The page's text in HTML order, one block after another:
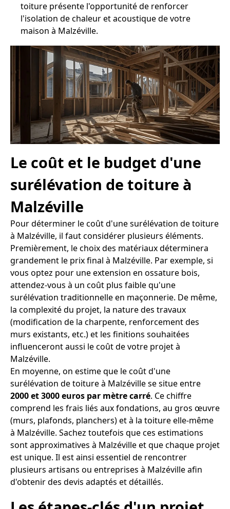
toiture présente l'opportunité de renforcer
l'isolation de chaleur et acoustique de votre
maison à Malzéville.
Le coût et le budget d'une
surélévation de toiture à
Malzéville
Pour déterminer le coût d'une surélévation de toiture
à Malzéville, il faut considérer plusieurs éléments.
Premièrement, le choix des matériaux déterminera
grandement le prix final à Malzéville. Par exemple, si
vous optez pour une extension en ossature bois,
attendez-vous à un coût plus faible qu'une
surélévation traditionnelle en maçonnerie. De même,
la complexité du projet, la nature des travaux
(modification de la charpente, renforcement des
murs existants, etc.) et les finitions souhaitées
influenceront aussi le coût de votre projet à
Malzéville.
En moyenne, on estime que le coût d'une
surélévation de toiture à Malzéville se situe entre
2000 et 3000 euros par mètre carré. Ce chiffre
comprend les frais liés aux fondations, au gros œuvre
(murs, plafonds, planchers) et à la toiture elle-même
à Malzéville. Sachez toutefois que ces estimations
sont approximatives à Malzéville et que chaque projet
est unique. Il est ainsi essentiel de rencontrer
plusieurs artisans ou entreprises à Malzéville afin
d'obtenir des devis adaptés et détaillés.